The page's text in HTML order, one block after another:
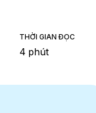
THỜI GIAN ĐỌC
4 phút